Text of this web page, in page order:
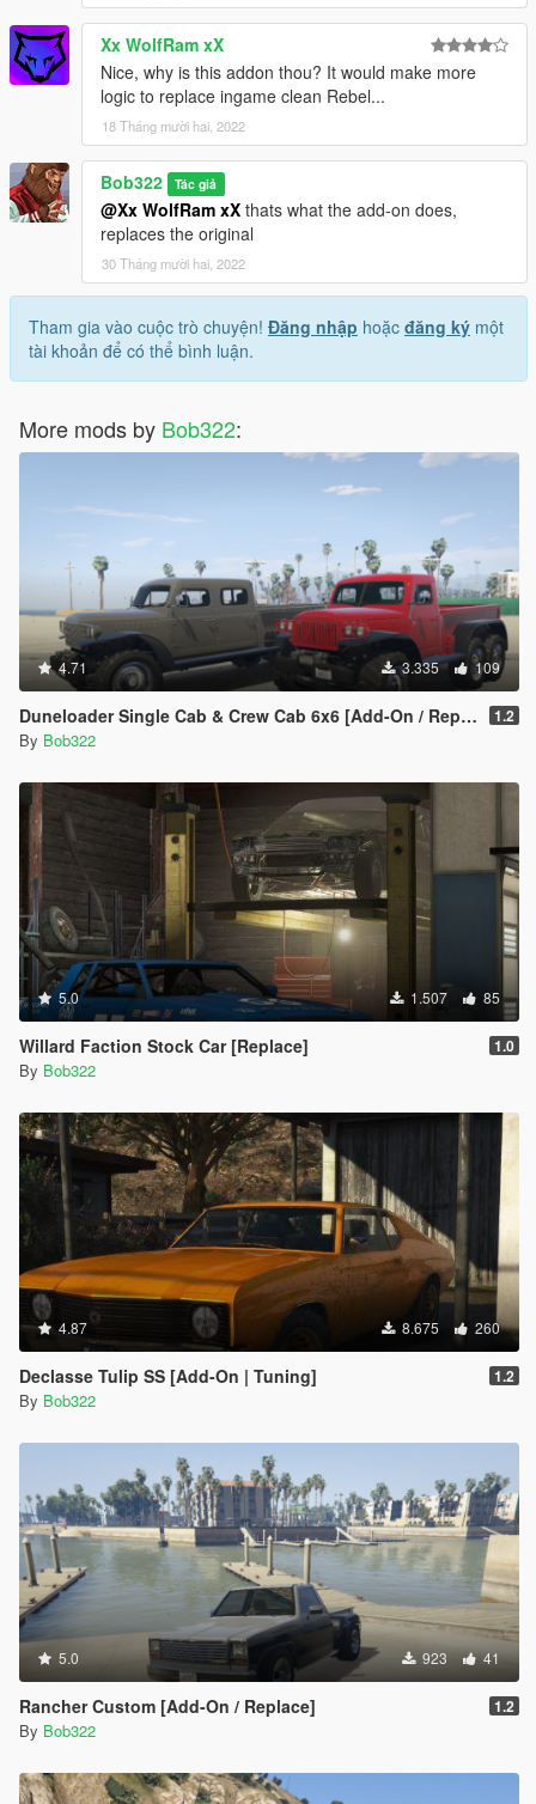
Xx WolfRam xX
Nice, why is this addon thou? It would make more
logic to replace ingame clean Rebel...
18 Tháng mười hai, 2022
Bob322 Tác giả
@Xx WolfRam xX thats what the add-on does,
replaces the original
30 Tháng mười hai, 2022
Tham gia vào cuộc trò chuyện! Đăng nhập hoặc đăng ký một
tài khoản để có thể bình luận.
More mods by Bob322:
4.71 3.335 109
Duneloader Single Cab & Crew Cab 6x6 [Add-On / Replace] 1.2
By Bob322
5.0 1.507 85
Willard Faction Stock Car [Replace] 1.0
By Bob322
4.87 8.675 260
Declasse Tulip SS [Add-On | Tuning] 1.2
By Bob322
5.0 923 41
Rancher Custom [Add-On / Replace] 1.2
By Bob322